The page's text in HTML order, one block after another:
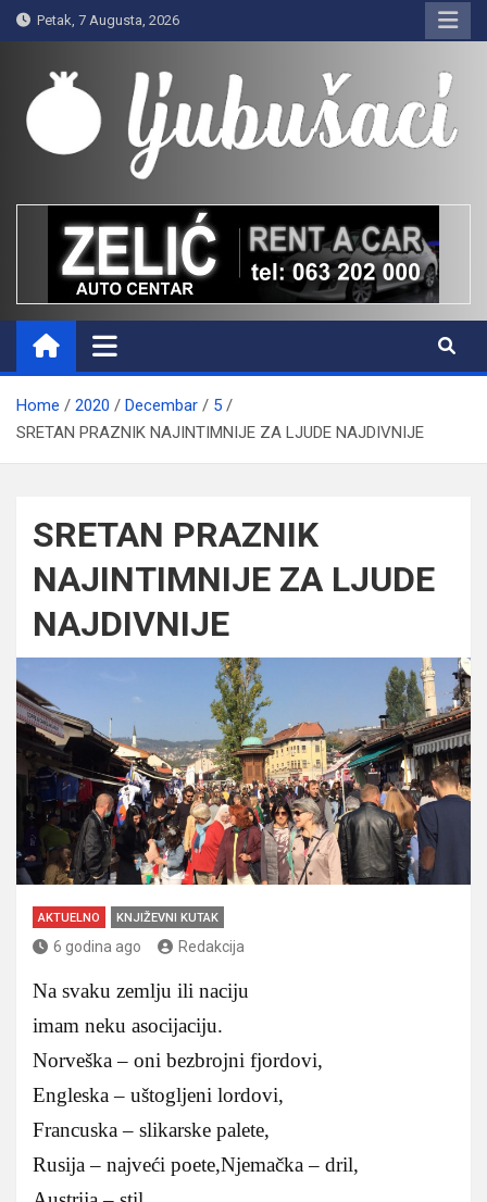
Skip
to
content
Petak, 7 Augusta, 2026
Ljubušaci
Svom voljenom gradu
Home 2020 Decembar
5
SRETAN PRAZNIK NAJINTIMNIJE ZA LJUDE NAJDIVNIJE
SRETAN PRAZNIK
NAJINTIMNIJE ZA LJUDE
NAJDIVNIJE
AKTUELNO KNJIŽEVNI KUTAK
6 godina ago Redakcija
Na svaku zemlju ili naciju
imam neku asocijaciju.
Norveška – oni bezbrojni fjordovi,
Engleska – uštogljeni lordovi,
Francuska – slikarske palete,
Rusija – najveći poete,Njemačka – dril,